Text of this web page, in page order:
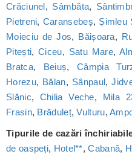
Crăciunel, Sâmbăta,
Pietreni, Caransebeș, Șimleu
Moieciu de Jos, Băișoara,
Pitești,Ciceu, Satu Mare,
Bratca, Beiuș, Câmpia
Horezu, Bălan, Sânpaul,
Slănic, Chilia Veche, Mila
Frasin, Brăduleț,Vulturu,
Tipurile de cazări
de oaspeți, Hotel**,Cabană,